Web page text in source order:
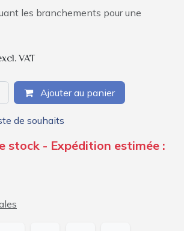
les branchements pour une
VAT
Ajouter au panier
de souhaits
stock - Expédition estimée :